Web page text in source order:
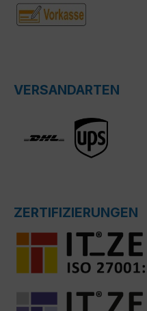
VERSANDARTEN
ZERTIFIZIERUNGEN